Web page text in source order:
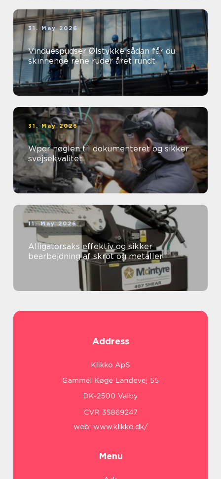
31. May 2026
Vinduespudser Ølstykke sådan får du
skinnende rene ruder året rundt
31. May 2026
Wpqr nøglen til dokumenteret og sikker
svejsekvalitet
11. May 2026
Alligatorsaks effektiv og sikker
bearbejdning af skrot og metaller
Address
web: www.klikko.dk/
Menu